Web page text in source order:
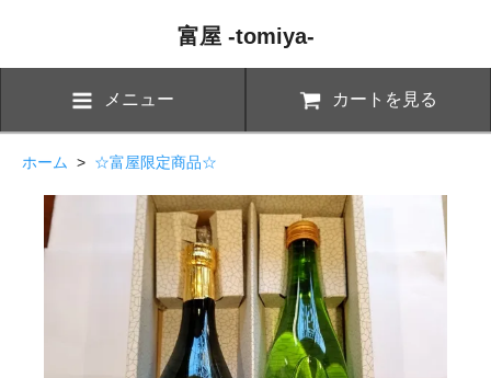
富屋 -tomiya-
メニュー カートを見る
ホーム > ☆富屋限定商品☆